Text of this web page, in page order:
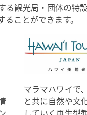
る観光局・団体の特
ことができます。
マラマハワイで
と共に自然や文